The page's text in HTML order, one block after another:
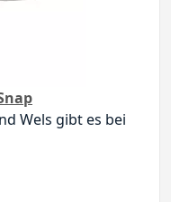
Wels gibt es bei